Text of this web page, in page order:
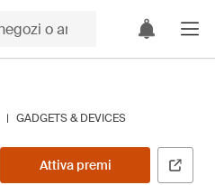
| GADGETS & DEVICES
Attiva premi